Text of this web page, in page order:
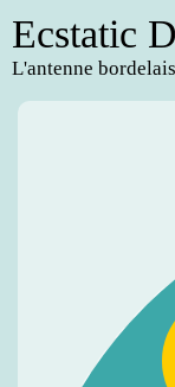
Ecstatic
L'antenne